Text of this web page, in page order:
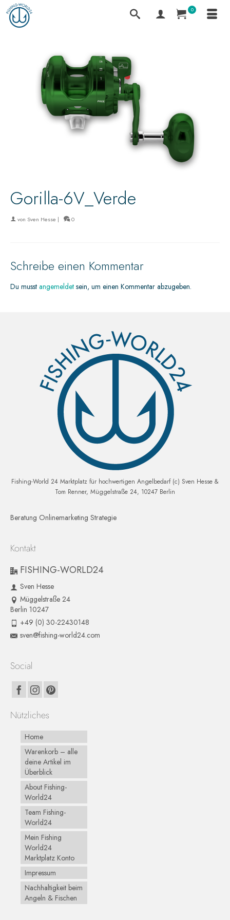
0
Gorilla-6V_Verde
von Sven Hesse | 0
Schreibe einen Kommentar
Du musst angemeldet sein, um einen Kommentar abzugeben.
Fishing-World 24 Marktplatz für hochwertigen Angelbedarf (c) Sven Hesse &
Tom Renner, Müggelstraße 24, 10247 Berlin
Beratung Onlinemarketing Strategie
Kontakt
FISHING-WORLD24
Sven Hesse
Müggelstraße 24
Berlin 10247
+49 (0) 30-22430148
sven@fishing-world24.com
Social
Nützliches
Home
Warenkorb – alle
deine Artikel im
Überblick
About Fishing-
World24
Team Fishing-
World24
Mein Fishing
World24
Marktplatz Konto
Impressum
Nachhaltigkeit beim
Angeln & Fischen